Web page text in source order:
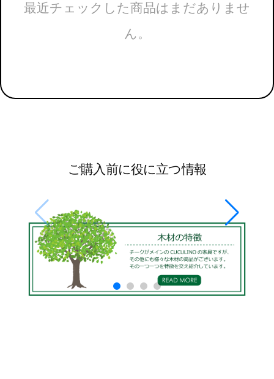
最近チェックした商品はまだありませ
ん。
ご購入前に役に立つ情報